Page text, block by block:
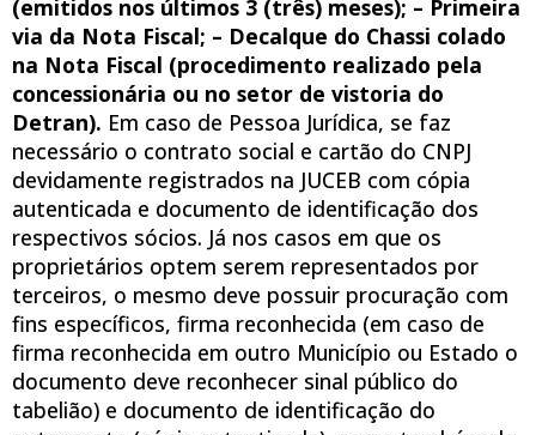
(emitidos nos últimos 3 (três) meses); – Primeira
via da Nota Fiscal; – Decalque do Chassi colado
na Nota Fiscal (procedimento realizado pela
concessionária ou no setor de vistoria do
Detran). Em caso de Pessoa Jurídica, se faz
necessário o contrato social e cartão do CNPJ
devidamente registrados na JUCEB com cópia
autenticada e documento de identificação dos
respectivos sócios. Já nos casos em que os
proprietários optem serem representados por
terceiros, o mesmo deve possuir procuração com
fins específicos, firma reconhecida (em caso de
firma reconhecida em outro Município ou Estado o
documento deve reconhecer sinal público do
tabelião) e documento de identificação do